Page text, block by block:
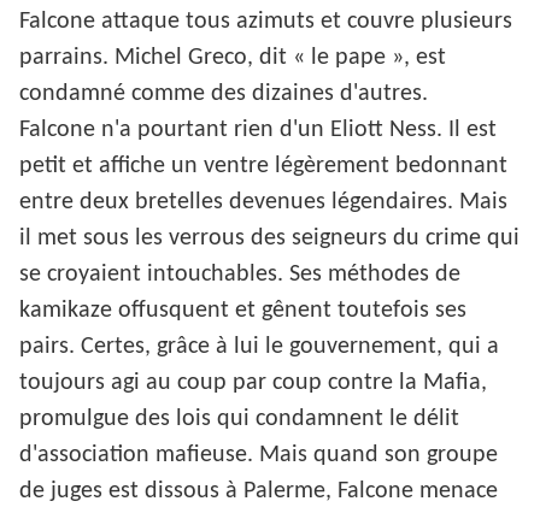
Falcone attaque tous azimuts et couvre plusieurs
parrains. Michel Greco, dit « le pape », est
condamné comme des dizaines d'autres.
Falcone n'a pourtant rien d'un Eliott Ness. Il est
petit et affiche un ventre légèrement bedonnant
entre deux bretelles devenues légendaires. Mais
il met sous les verrous des seigneurs du crime qui
se croyaient intouchables. Ses méthodes de
kamikaze offusquent et gênent toutefois ses
pairs. Certes, grâce à lui le gouvernement, qui a
toujours agi au coup par coup contre la Mafia,
promulgue des lois qui condamnent le délit
d'association mafieuse. Mais quand son groupe
de juges est dissous à Palerme, Falcone menace